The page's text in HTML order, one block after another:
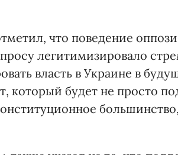
что поведение
легитимизировало
власть в Украине в
который будет не просто